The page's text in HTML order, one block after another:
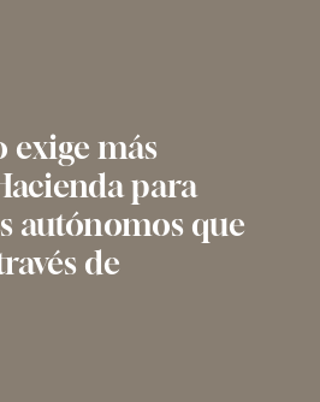
exige más
para
autónomos que
de